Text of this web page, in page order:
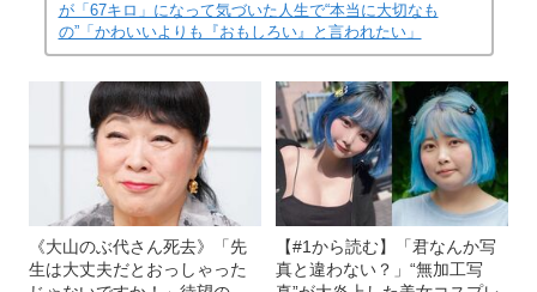
が「67キロ」になって気づいた人生で“本当に大切なも
の”「かわいいよりも『おもしろい』と言われたい」
《大山のぶ代さん死去》「先
生は大丈夫だとおっしゃった
【#1から読む】「君なんか写
真と違わない？」“無加工写